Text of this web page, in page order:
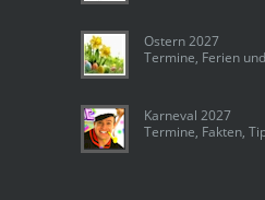
Ostern 2027
Termine, Ferien
Karneval 2027
Termine, Fakten,